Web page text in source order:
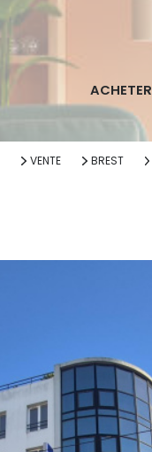
ACHETER
VENTE BREST